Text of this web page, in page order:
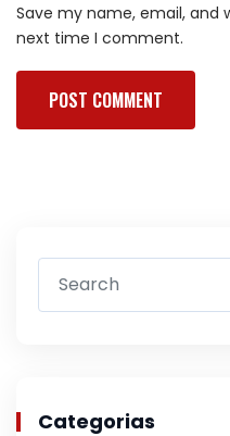
Save my name, email, and
next time I comment.
Categorias